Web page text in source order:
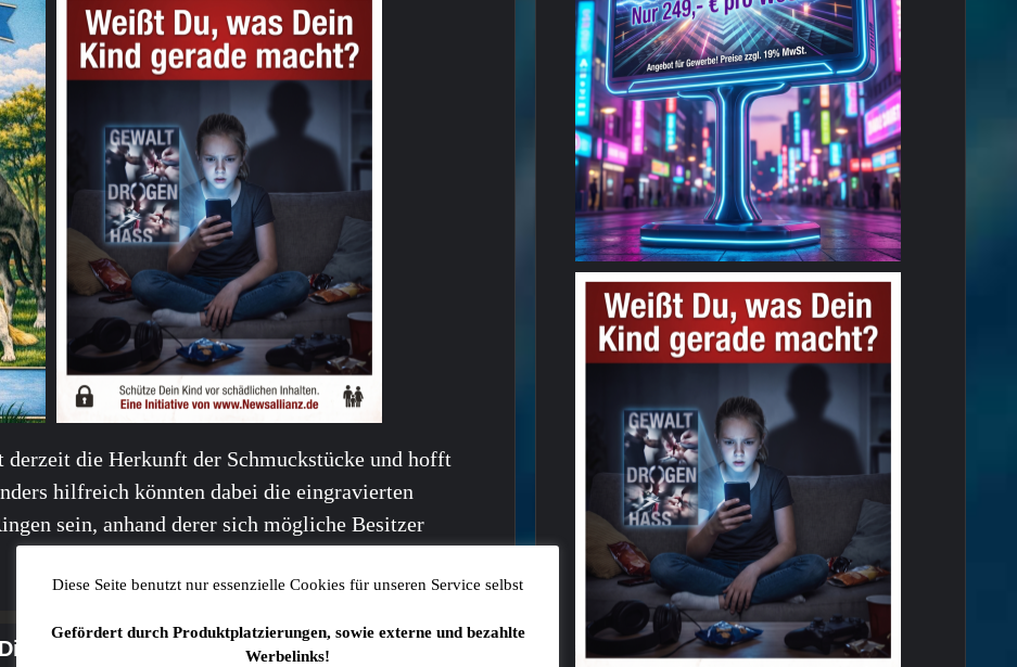
die Herkunft der Schmuckstücke und hofft
hilfreich könnten dabei die eingravierten
sein, anhand derer sich mögliche Besitzer
auch interessieren:
Diese Seite benutzt nur essenzielle Cookies für unseren Service selbst
Gefördert durch Produktplatzierungen, sowie externe und bezahlte
Werbelinks!